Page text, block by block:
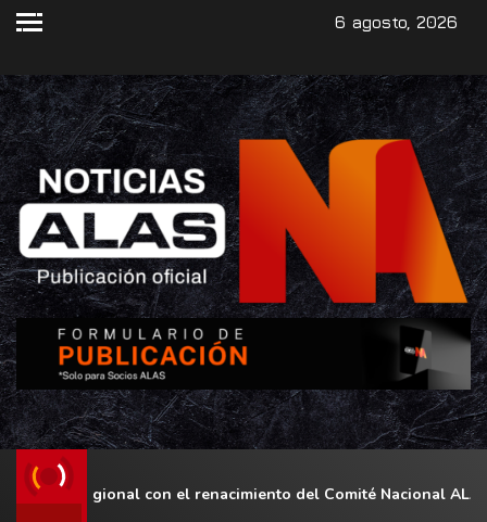
6 agosto, 2026
regional con el renacimiento del Comité Nacional ALAS